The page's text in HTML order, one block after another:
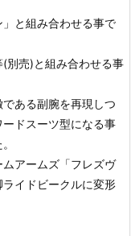
」と組み合わせる事で
(別売)と組み合わせる事
ある副腕を再現しつ
ドスーツ型になる事
ムアームズ「フレズヴ
イドビークルに変形